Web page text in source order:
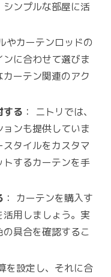
ンプルな部屋に活
やカーテンロッドの
に合わせて選びま
ーテン関連のアク
する ： ニトリでは、
ンも提供していま
タイルをカスタマ
するカーテンを手
： カーテンを購入す
用しましょう。実
具合を確認するこ
を設定し、それに合